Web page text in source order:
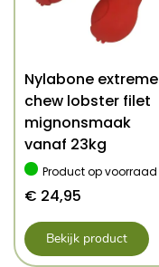
Nylabone extreme
chew lobster filet
mignonsmaak
vanaf 23kg
Product op voorraad
€ 24,95
Bekijk product